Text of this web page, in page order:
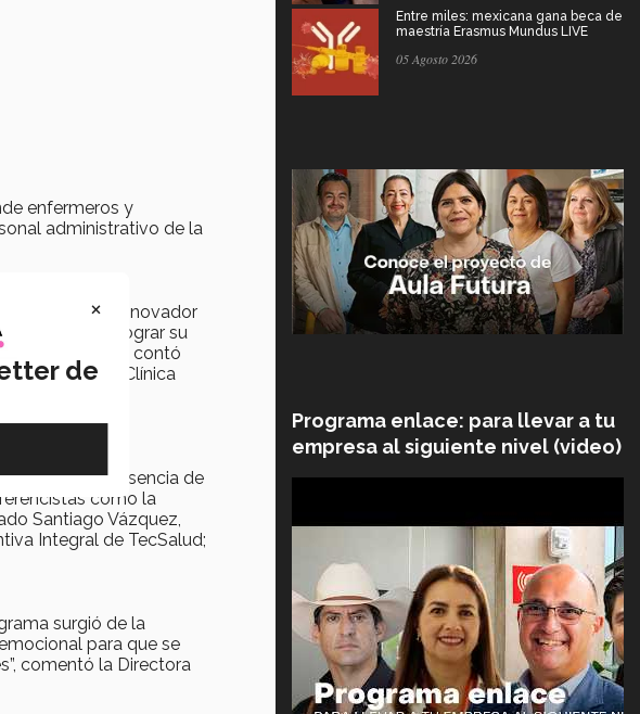
enfermeros y
administrativo de la
en torno a un innovador
objetivo lograr su
pacientes. Se contó
como la Clínica
un
con la presencia de
como la
Santiago Vázquez,
Integral de TecSalud;
surgió de la
para que se
comentó la Directora
Entre miles: mexicana gana beca de
maestría Erasmus Mundus LIVE
05 Agosto 2026
Programa enlace: para llevar a tu
empresa al siguiente nivel (video)
×
de